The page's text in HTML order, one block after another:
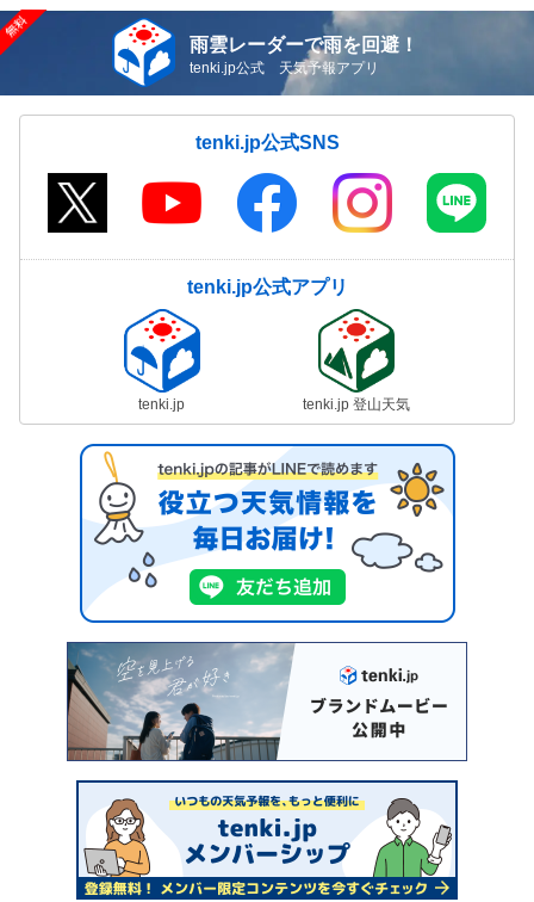
雨雲レーダーで雨を回避！
tenki.jp公式 天気予報アプリ
tenki.jp公式SNS
tenki.jp公式アプリ
tenki.jp tenki.jp 登山天気